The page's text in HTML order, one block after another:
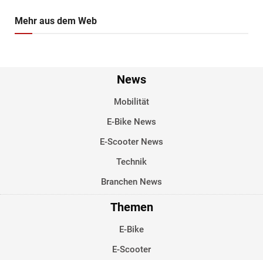
Mehr aus dem Web
News
Mobilität
E-Bike News
E-Scooter News
Technik
Branchen News
Themen
E-Bike
E-Scooter